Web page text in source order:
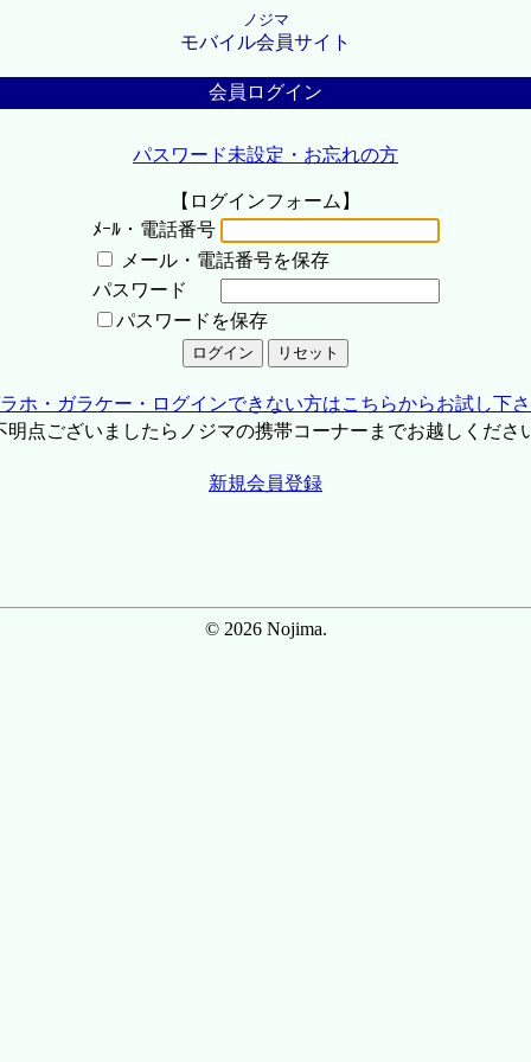
ノジマ
モバイル会員サイト
会員ログイン
パスワード未設定・お忘れの方
【ログインフォーム】
ﾒｰﾙ・電話番号
メール・電話番号を保存
パスワード
パスワードを保存
ホ・ガラケー・ログインできない方はこちらからお試し下
点ございましたらノジマの携帯コーナーまでお越しくださ
新規会員登録
© 2026 Nojima.